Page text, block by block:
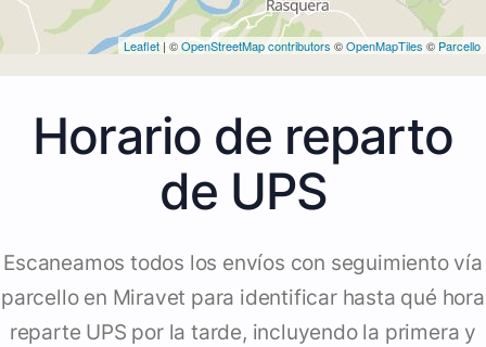
Leaflet | ©OpenStreetMap contributors ©OpenMapTiles © Parcello
Horario de reparto
de UPS
Escaneamos todos los envíos con seguimiento vía
parcello en Miravet para identificar hasta qué hora
reparte UPS por la tarde, incluyendo la primera y